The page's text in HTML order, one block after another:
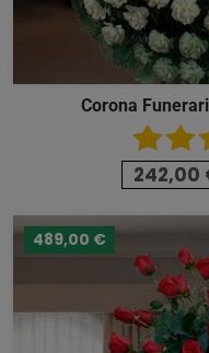
Corona
242,00
489,00 €